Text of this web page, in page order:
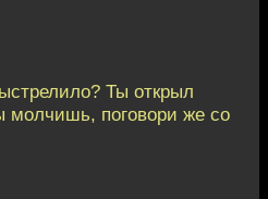
Ты открыл
молчишь, поговори же со